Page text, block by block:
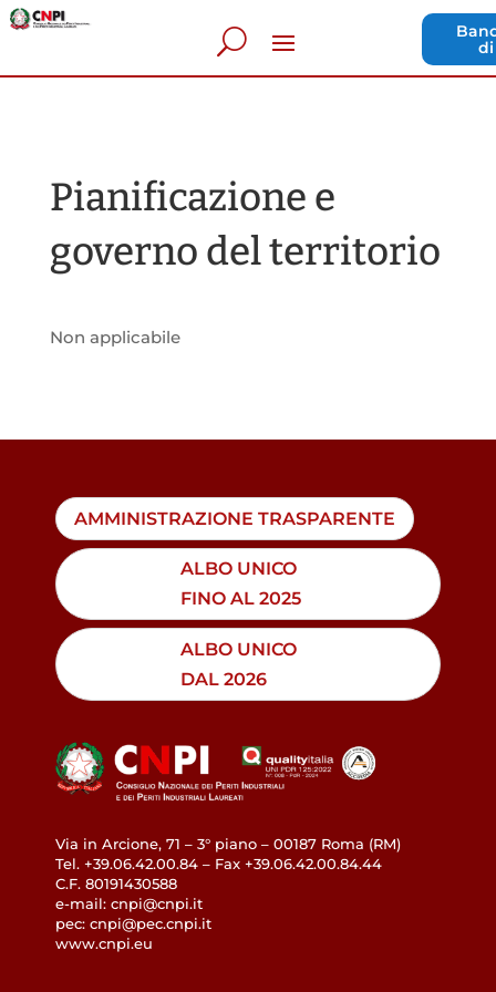
Pianificazione e
governo del territorio
Non applicabile
AMMINISTRAZIONE TRASPARENTE
ALBO UNICO
FINO AL 2025
ALBO UNICO
DAL 2026
Via in Arcione, 71 – 3° piano – 00187 Roma (RM)
Tel. +39.06.42.00.84 – Fax +39.06.42.00.84.44
C.F. 80191430588
e-mail: cnpi@cnpi.it
pec: cnpi@pec.cnpi.it
www.cnpi.eu